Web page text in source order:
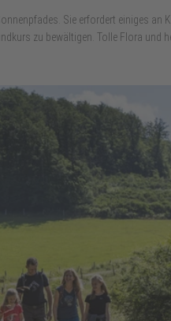
Sie erfordert einiges an
zu bewältigen. Tolle Flora und